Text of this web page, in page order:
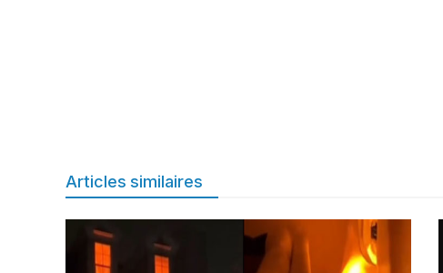
Articles similaires